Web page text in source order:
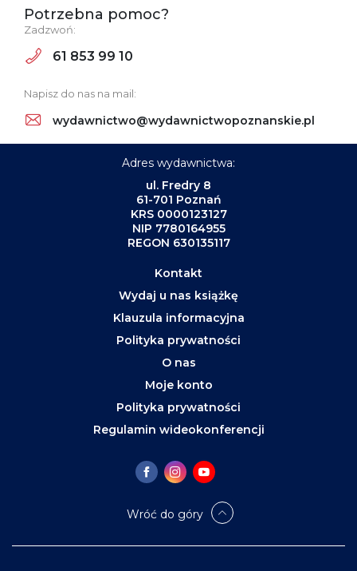
Potrzebna pomoc?
Zadzwoń:
61 853 99 10
Napisz do nas na mail:
wydawnictwo@wydawnictwopoznanskie.pl
Adres wydawnictwa:
ul. Fredry 8
61-701 Poznań
KRS 0000123127
NIP 7780164955
REGON 630135117
Kontakt
Wydaj u nas książkę
Klauzula informacyjna
Polityka prywatności
O nas
Moje konto
Polityka prywatności
Regulamin wideokonferencji
Wróć do góry